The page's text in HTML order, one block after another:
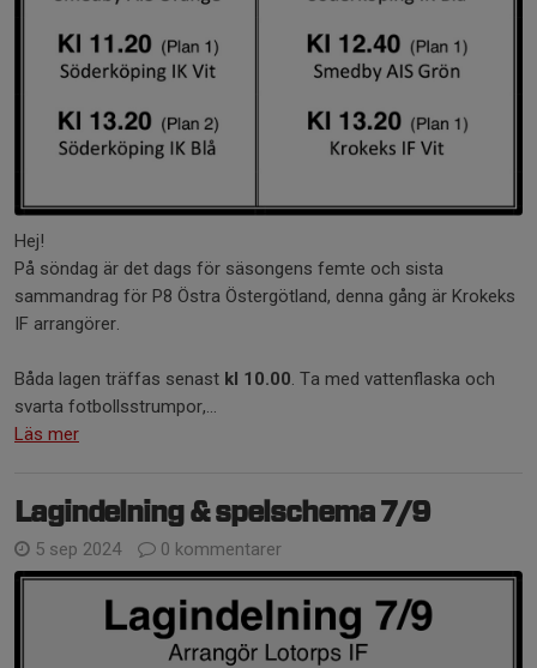
Hej!
På söndag är det dags för säsongens femte och sista
sammandrag för P8 Östra Östergötland, denna gång är Krokeks
IF arrangörer.
Båda lagen träffas senast kl 10.00. Ta med vattenflaska och
svarta fotbollsstrumpor,...
Läs mer
Lagindelning & spelschema 7/9
5 sep 2024 0 kommentarer